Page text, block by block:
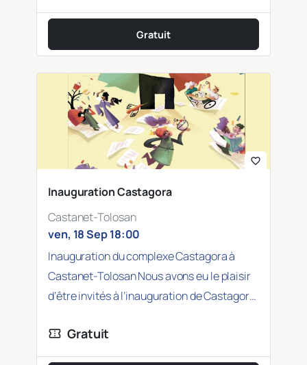
Gratuit
favorite_border
Inauguration Castagora
Castanet-Tolosan
ven, 18 Sep 18:00
Inauguration du complexe Castagora à
Castanet-Tolosan Nous avons eu le plaisir
d’être invités à l’inauguration de Castagora,
confirmation_number Gratuit